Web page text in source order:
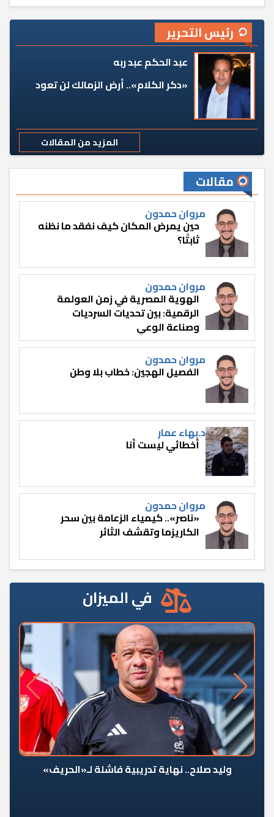
رئيس التحرير
عبد الحكم عبد ربه
«دكر الكلام».. أرض الزمالك لن تعود
المزيد من المقالات
مقالات
مروان حمدون
حين يمرض المكان كيف نفقد ما نظنه
ثابتًا؟
مروان حمدون
الهوية المصرية في زمن العولمة
الرقمية: بين تحديات السرديات
وصناعة الوعي
مروان حمدون
الفصيل الهجين: خطاب بلا وطن
د.بهاء عمار
أخطائي ليست أنا
مروان حمدون
«ناصر».. كيمياء الزعامة بين سحر
الكاريزما وتقشف الثائر
في الميزان
وليد صلاح.. نهاية تدريبية فاشلة لـ«الحريف»